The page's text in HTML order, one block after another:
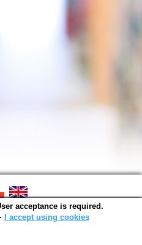
(2026-07-24)
in 0,0014 s.
acceptance is required.
I accept using cookies